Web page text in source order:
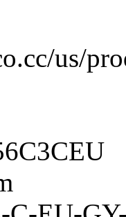
us/